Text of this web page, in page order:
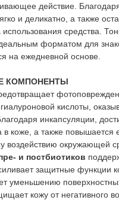
действие.
и деликатно, а также
использования средства.
форматом для
на ежедневной основе.
КОМПОНЕНТЫ
гиалуроновой кислоты,
инкапсуляции,
в коже, а также повышается
воздействию окружающей
и постбиотиков
защитные функции
уменьшению
кожу от негативного